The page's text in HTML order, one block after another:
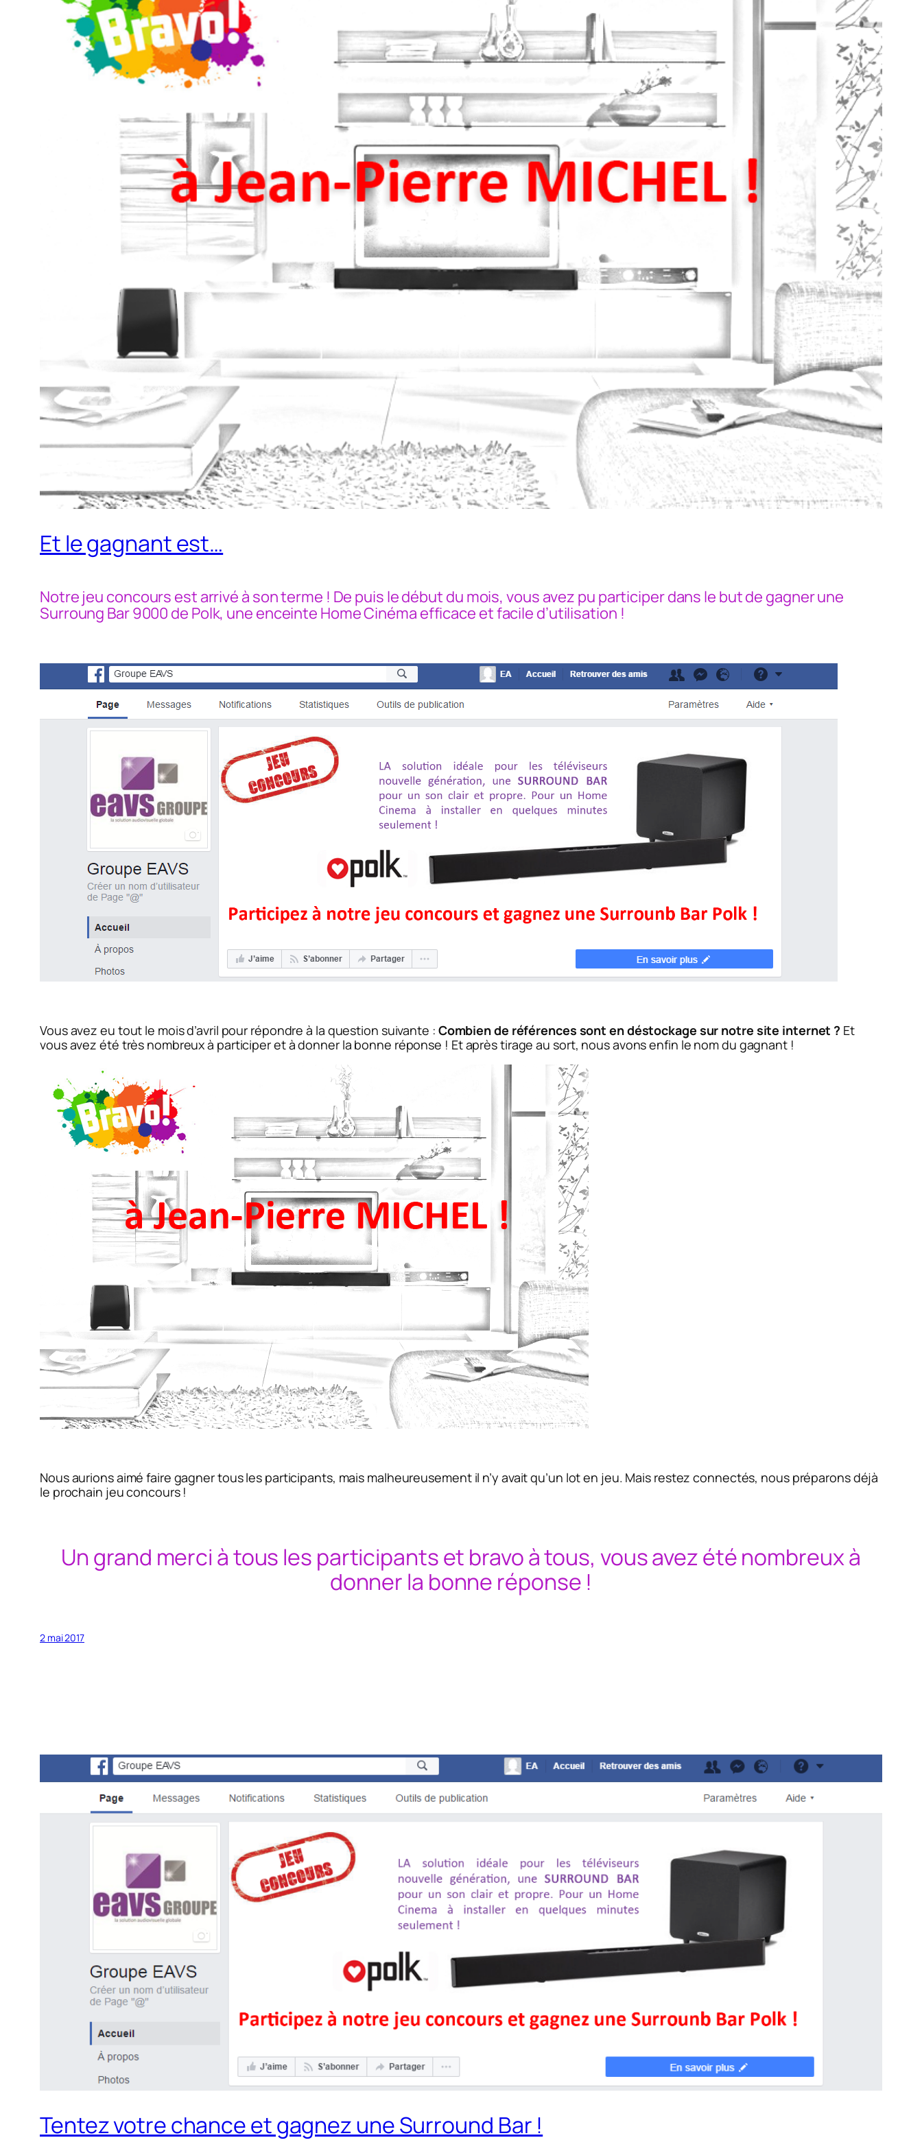
Et le gagnant est…
Notre jeu concours est arrivé à son terme ! De puis le début du mois, vous avez pu participer dans le but de gagner une
Surroung Bar 9000 de Polk, une enceinte Home Cinéma efficace et facile d’utilisation !
Vous avez eu tout le mois d’avril pour répondre à la question suivante : Combien de références sont en déstockage sur notre site internet ? Et
vous avez été très nombreux à participer et à donner la bonne réponse ! Et après tirage au sort, nous avons enfin le nom du gagnant !
Nous aurions aimé faire gagner tous les participants, mais malheureusement il n’y avait qu’un lot en jeu. Mais restez connectés, nous préparons déjà
le prochain jeu concours !
Un grand merci à tous les participants et bravo à tous, vous avez été nombreux à
donner la bonne réponse !
2 mai 2017
Tentez votre chance et gagnez une Surround Bar !